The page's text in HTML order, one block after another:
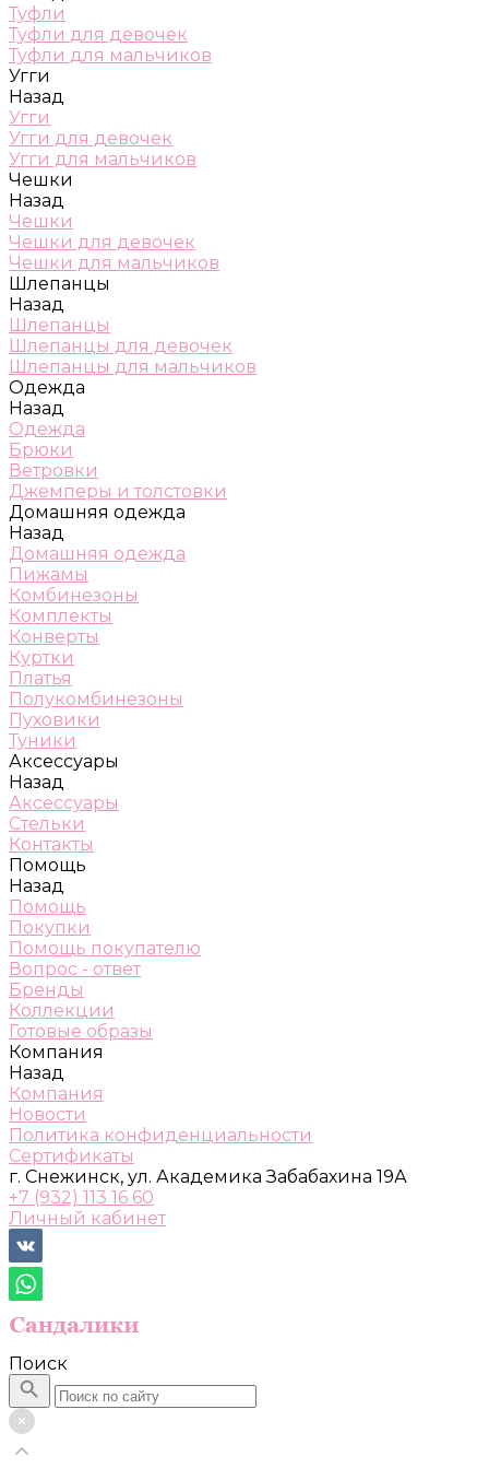
Туфли
Туфли для девочек
Туфли для мальчиков
Угги
Назад
Угги
Угги для девочек
Угги для мальчиков
Чешки
Назад
Чешки
Чешки для девочек
Чешки для мальчиков
Шлепанцы
Назад
Шлепанцы
Шлепанцы для девочек
Шлепанцы для мальчиков
Одежда
Назад
Одежда
Брюки
Ветровки
Джемперы и толстовки
Домашняя одежда
Назад
Домашняя одежда
Пижамы
Комбинезоны
Комплекты
Конверты
Куртки
Платья
Полукомбинезоны
Пуховики
Туники
Аксессуары
Назад
Аксессуары
Стельки
Контакты
Помощь
Назад
Помощь
Покупки
Помощь покупателю
Вопрос - ответ
Бренды
Коллекции
Готовые образы
Компания
Назад
Компания
Новости
Политика конфиденциальности
Сертификаты
г. Снежинск, ул. Академика Забабахина 19А
+7 (932) 113 16 60
Личный кабинет
Поиск